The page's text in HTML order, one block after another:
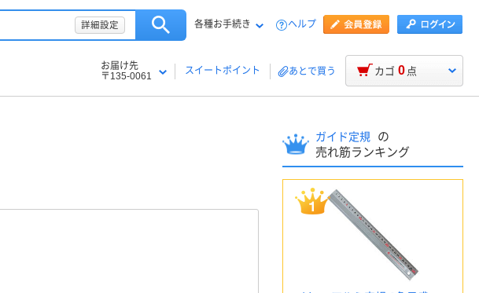
詳細設定 各種お手続き ヘルプ
お届け先
〒135-0061
スイートポイント あとで買う カゴ 0 点
ガイド定規
の
売れ筋ランキング